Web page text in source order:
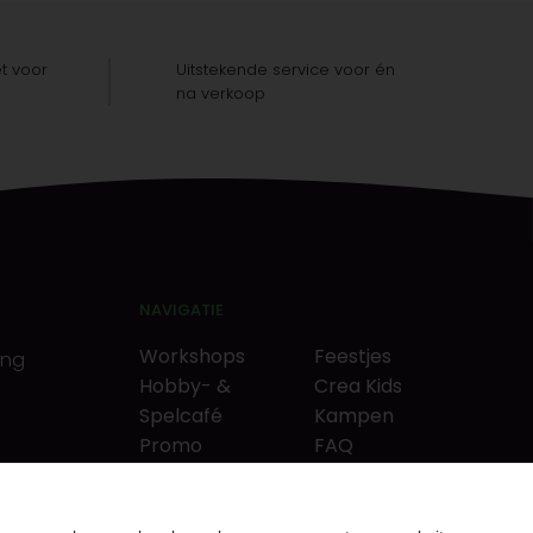
voor
Uitstekende service voor én
na verkoop
NAVIGATIE
Workshops
Hobby- &
Spelcafé
Promo
Feestjes
Crea Kids
Kampen
FAQ